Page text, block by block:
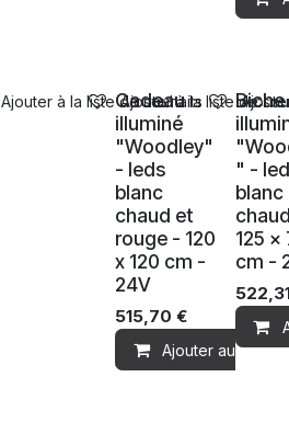
Ventes
Cadeau
illuminé
"Woodley"
- leds
blanc
chaud et
rouge - 120
x 120 cm -
24V
515,70 €
Ajouter au panier
Ajouter à la liste de souhaits Ventes
Biche
" -
blanc
125 x
cm -
Ajouter à la liste de